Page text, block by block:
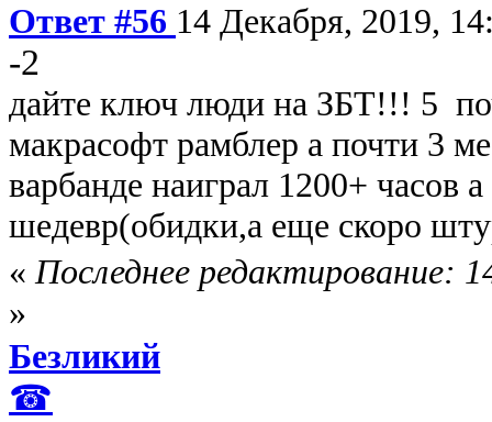
Ответ #56 14 Декабря, 2019,
-2
дайте ключ люди на ЗБТ!!! 5
макрасофт рамблер а почти 3
варбанде наиграл 1200+ часов
шедевр(обидки,а еще скоро
« Последнее редактирование:
»
Безликий
☎